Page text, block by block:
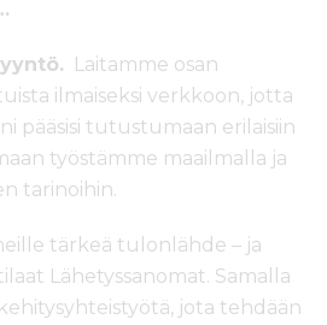
Laitamme osan
ilmaiseksi verkkoon, jotta
pääsisi tutustumaan erilaisiin
työstämme maailmalla ja
tarinoihin.
tärkeä tulonlähde – ja
Lähetyssanomat. Samalla
jota tehdään